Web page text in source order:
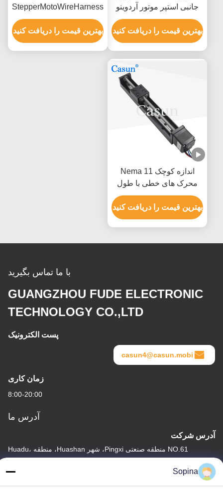
جانبی استپر موتور آردوینو
MACH3
بهترین قیمت را دریافت کنید
StepperMotoWireHarness:
سیم کشی نهایی برای
موتورهای پله ای
بهترین قیمت را دریافت کنید
اندازه کوچک Nema 11
محرک های خطی با طول
موتور مرحله ای می تواند
موتور سفارشی CE ROHS
ISO باشد
بهترین قیمت را دریافت کنید
با ما تماس بگیرید
GUANGZHOU FUDE ELECTRONIC
TECHNOLOGY CO.,LTD
پست الکترونیک
casun4@casun.mobi
زمان کاری
8:00-20:00
آدرس ما
آدرس شرکت
NO.61 منطقه صنعتی Pingxi، شهر Huashan، منطقه Huadu،
GUANGZHOU، 510880، چین
آدرس کارخانه
Sopina